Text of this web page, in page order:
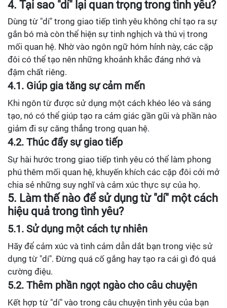
4. Tại sao "dí" lại quan trọng trong tình yêu?
Dùng từ "dí" trong giao tiếp tình yêu không chỉ tạo ra sự
gắn bó mà còn thể hiện sự tinh nghịch và thú vị trong
mối quan hệ. Nhờ vào ngôn ngữ hóm hỉnh này, các cặp
đôi có thể tạo nên những khoảnh khắc đáng nhớ và
đậm chất riêng.
4.1. Giúp gia tăng sự cảm mến
Khi ngôn từ được sử dụng một cách khéo léo và sáng
tạo, nó có thể giúp tạo ra cảm giác gần gũi và phần nào
giảm đi sự căng thẳng trong quan hệ.
4.2. Thúc đẩy sự giao tiếp
Sự hài hước trong giao tiếp tình yêu có thể làm phong
phú thêm mối quan hệ, khuyến khích các cặp đôi cởi mở
chia sẻ những suy nghĩ và cảm xúc thực sự của họ.
5. Làm thế nào để sử dụng từ "dí" một cách
hiệu quả trong tình yêu?
5.1. Sử dụng một cách tự nhiên
Hãy để cảm xúc và tình cảm dẫn dắt bạn trong việc sử
dụng từ "dí". Đừng quá cố gắng hay tạo ra cái gì đó quá
cường điệu.
5.2. Thêm phần ngọt ngào cho câu chuyện
Kết hợp từ "dí" vào trong câu chuyện tình yêu của bạn